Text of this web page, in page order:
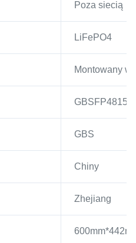
Poza siecią
LiFePO4
Montowany w
GBS
Chiny
Zhejiang